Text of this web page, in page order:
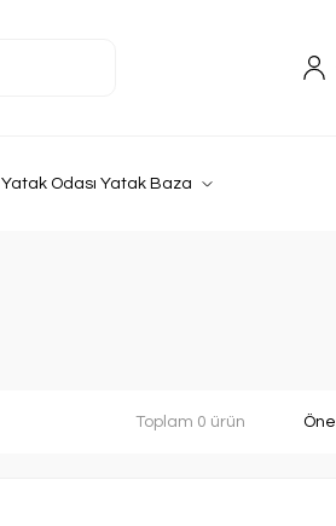
Yatak Odası Yatak Baza
Toplam 0 ürün